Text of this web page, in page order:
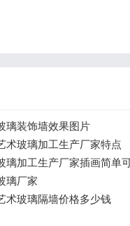
璃装饰墙效果图片
术玻璃加工生产厂家特点
璃加工生产厂家插画简单
璃厂家
术玻璃隔墙价格多少钱